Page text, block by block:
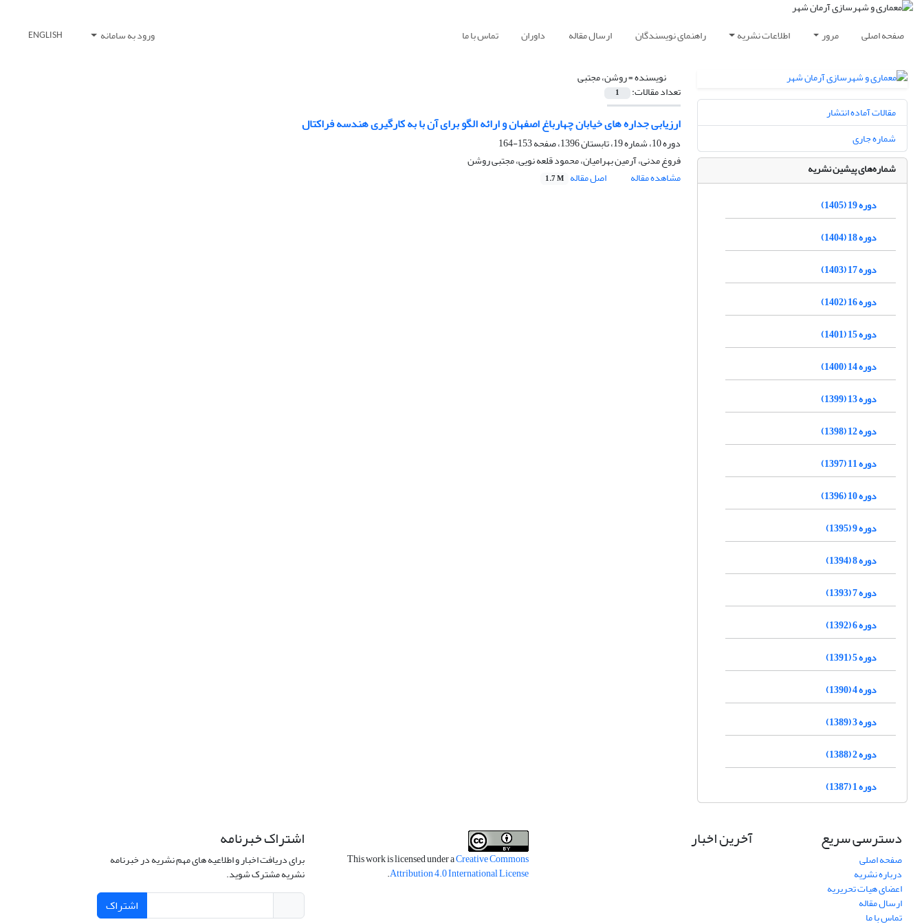
صفحه اصلی مرور اطلاعات نشریه راهنمای نویسندگان ارسال مقاله داوران تماس با ما ورود به سامانه ENGLISH
نویسنده =روشن، مجتبی
تعداد مقالات: 1
ارزیابی جداره های خیابان چهارباغ اصفهان و ارائه الگو برای آن با به کارگیری هندسه فراکتال
دوره 10، شماره 19، تابستان 1396، صفحه
153-164
فروغ مدنی، آرمین بهرامیان، محمود قلعه نویی، مجتبی روشن
مشاهده مقاله
اصل مقاله 1.7 M
مقالات آماده انتشار
شماره جاری
شماره‌های پیشین نشریه
دوره 19 (1405)
دوره 18 (1404)
دوره 17 (1403)
دوره 16 (1402)
دوره 15 (1401)
دوره 14 (1400)
دوره 13 (1399)
دوره 12 (1398)
دوره 11 (1397)
دوره 10 (1396)
دوره 9 (1395)
دوره 8 (1394)
دوره 7 (1393)
دوره 6 (1392)
دوره 5 (1391)
دوره 4 (1390)
دوره 3 (1389)
دوره 2 (1388)
دوره 1 (1387)
دسترسی سریع
صفحه اصلی
درباره نشریه
اعضای هیات تحریریه
ارسال مقاله
تماس با ما
آخرین اخبار
This work is licensed under aCreative Commons
Attribution 4.0 International License
.
اشتراک خبرنامه
برای دریافت اخبار و اطلاعیه های مهم نشریه در خبرنامه
نشریه مشترک شوید.
اشتراک